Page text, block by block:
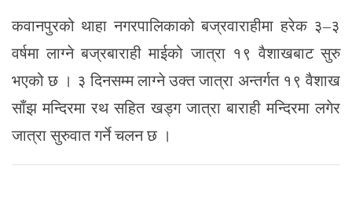
कवानपुरको थाहा नगरपालिकाको बज्रवाराहीमा हरेक ३–३
वर्षमा लाग्ने बज्रबाराही माईको जात्रा १९ वैशाखबाट सुरु
भएको छ । ३ दिनसम्म लाग्ने उक्त जात्रा अन्तर्गत १९ वैशाख
साँझ मन्दिरमा रथ सहित खड्ग जात्रा बाराही मन्दिरमा लगेर
जात्रा सुरुवात गर्ने चलन छ ।